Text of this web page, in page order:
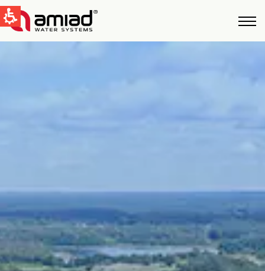
English
Australia
English
Spain & LATAM